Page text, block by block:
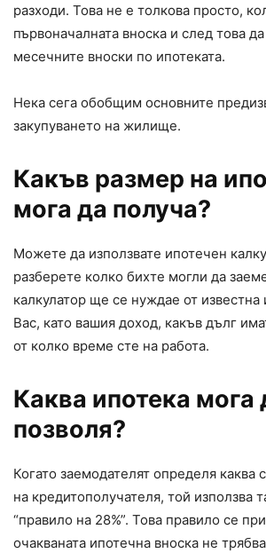
разходи. Това не е толкова просто,
първоначалната вноска и след това
месечните вноски по ипотеката.
Нека сега обобщим основните
закупуването на жилище.
Какъв размер на
мога да получа?
Можете да използвате ипотечен
разберете колко бихте могли да
калкулатор ще се нуждае от
Вас, като вашия доход, какъв дълг
от колко време сте на работа.
Каква ипотека мога
позволя?
Когато заемодателят определя каква
на кредитополучателя, той използва
“правило на 28%”. Това правило се
очакваната ипотечна вноска не